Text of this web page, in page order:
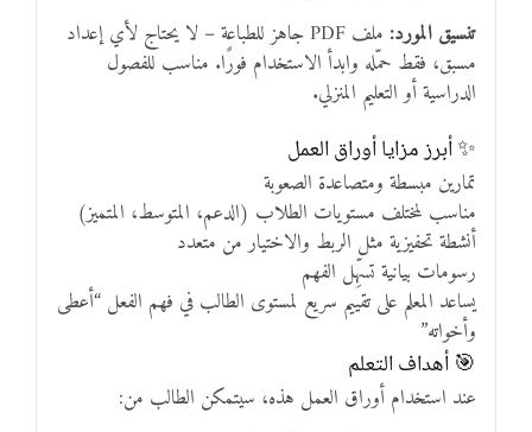
تنسيق المورد:
ملف PDF جاهز للطباعة – لا يحتاج لأي إعداد
مسبق، فقط حمّله وابدأ الاستخدام فورًا. مناسب للفصول
الدراسية أو التعليم المنزلي.
✨ أبرز مزايا أوراق العمل
تمارين مبسطة ومتصاعدة الصعوبة
مناسب لمختلف مستويات الطلاب (الدعم، المتوسط، المتميز)
أنشطة تحفيزية مثل الربط والاختيار من متعدد
رسومات بيانية تسهِّل الفهم
يساعد المعلم على تقييم سريع لمستوى الطالب في فهم الفعل “أعطى
وأخواته”
🎯 أهداف التعلم
عند استخدام أوراق العمل هذه، سيتمكن الطالب من: